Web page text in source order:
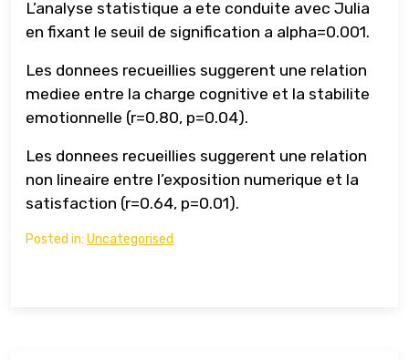
L’analyse statistique a ete conduite avec Julia
en fixant le seuil de signification a alpha=0.001.
Les donnees recueillies suggerent une relation
mediee entre la charge cognitive et la stabilite
emotionnelle (r=0.80, p=0.04).
Les donnees recueillies suggerent une relation
non lineaire entre l’exposition numerique et la
satisfaction (r=0.64, p=0.01).
Posted in: Uncategorised